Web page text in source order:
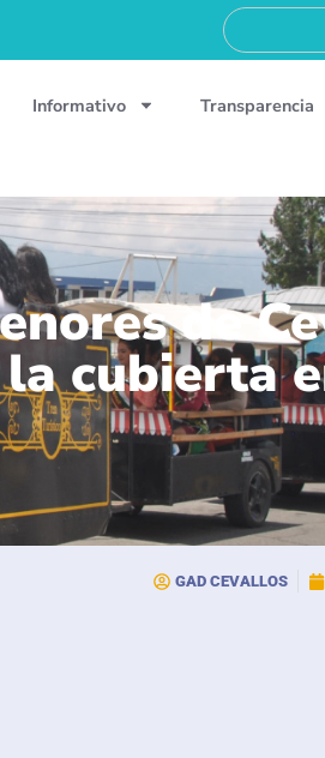
Informativo Transparencia
de
cubierta
GAD CEVALLOS